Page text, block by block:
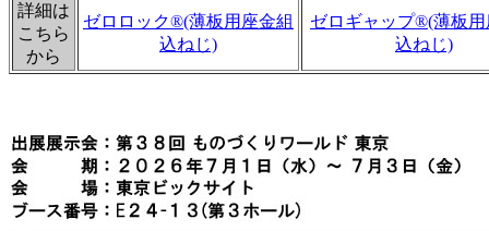
詳細は
こちら
から
ゼロロック®(薄板用座金組
込ねじ)
ゼロギャップ®(薄板
込ねじ)